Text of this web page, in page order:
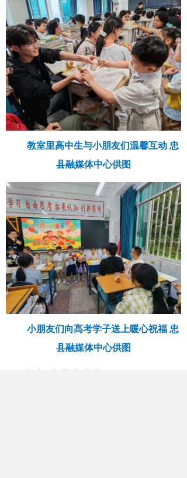
教室里高中生与小朋友们温馨互动 忠
县融媒体中心供图
小朋友们向高考学子送上暖心祝福 忠
县融媒体中心供图